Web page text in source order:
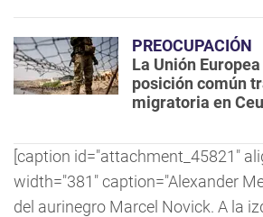
PREOCUPACIÓN
La Unión
posición común
migratoria en
[caption id="attachment_45821"
width="381" caption="Alexander
del aurinegro Marcel Novick. A la